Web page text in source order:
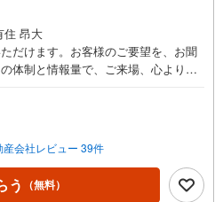
住 昂大
だけます。お客様のご要望を、お聞
体制と情報量で、ご来場、心よりお
ご提案。・ 未来に起こるであろうご
ライン上でご提案「ミラカレクラ
、ご自宅を綺麗にかつ瀟洒にさせる
ングサービス。・ 購入者様へ、税
の無料セミナーをご招待いたします。
時のご希望をお伝えください。（も
産会社レビュー 39件
う （無料）